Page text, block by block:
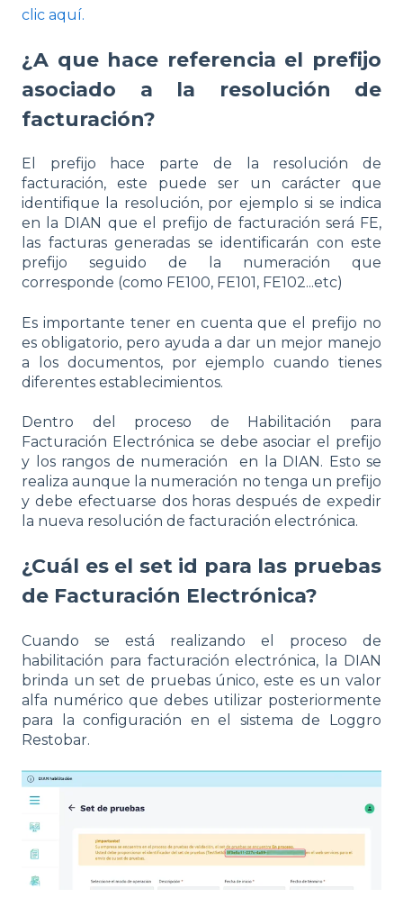
clic aquí.
¿A que hace referencia el prefijo
asociado a la resolución de
facturación?
El prefijo hace parte de la resolución de
facturación, este puede ser un carácter que
identifique la resolución, por ejemplo si se indica
en la DIAN que el prefijo de facturación será FE,
las facturas generadas se identificarán con este
prefijo seguido de la numeración que
corresponde (como FE100, FE101, FE102...etc)
Es importante tener en cuenta que el prefijo no
es obligatorio, pero ayuda a dar un mejor manejo
a los documentos, por ejemplo cuando tienes
diferentes establecimientos.
Dentro del proceso de Habilitación para
Facturación Electrónica se debe asociar el prefijo
y los rangos de numeración en la DIAN. Esto se
realiza aunque la numeración no tenga un prefijo
y debe efectuarse dos horas después de expedir
la nueva resolución de facturación electrónica.
¿Cuál es el set id para las pruebas
de Facturación Electrónica?
Cuando se está realizando el proceso de
habilitación para facturación electrónica, la DIAN
brinda un set de pruebas único, este es un valor
alfa numérico que debes utilizar posteriormente
para la configuración en el sistema de Loggro
Restobar.